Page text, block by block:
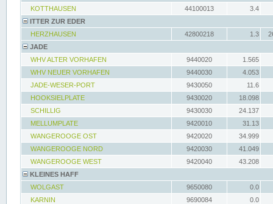
KOTTHAUSEN
44100013
3.4
ITTER ZUR EDER
HERZHAUSEN
42800218 1.3
JADE
WHV ALTER VORHAFEN
9440020
1.565
WHV NEUER VORHAFEN
9440030
4.053
JADE-WESER-PORT
9430050
11.6
HOOKSIELPLATE
9430020
18.098
SCHILLIG
9430030
24.137
MELLUMPLATE
9420010
31.13
WANGEROOGE OST
9420020
34.999
WANGEROOGE NORD
9420030
41.049
WANGEROOGE WEST
9420040
43.208
KLEINES HAFF
WOLGAST
9650080
0.0
KARNIN
9690084
0.0